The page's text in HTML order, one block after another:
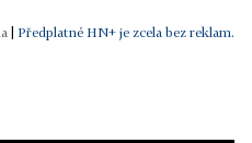
Předplatné HN+ je zcela bez reklam.